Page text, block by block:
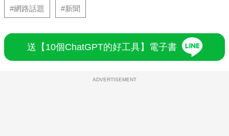
#網路話題 #新聞
送【10個ChatGPT的好工具】電子書
ADVERTISEMENT